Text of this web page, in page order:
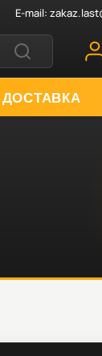
E-mail:
ДОСТАВКА